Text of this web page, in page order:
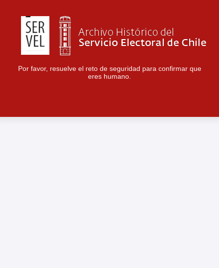
Por favor, resuelve el reto de seguridad para confirmar que
eres humano.